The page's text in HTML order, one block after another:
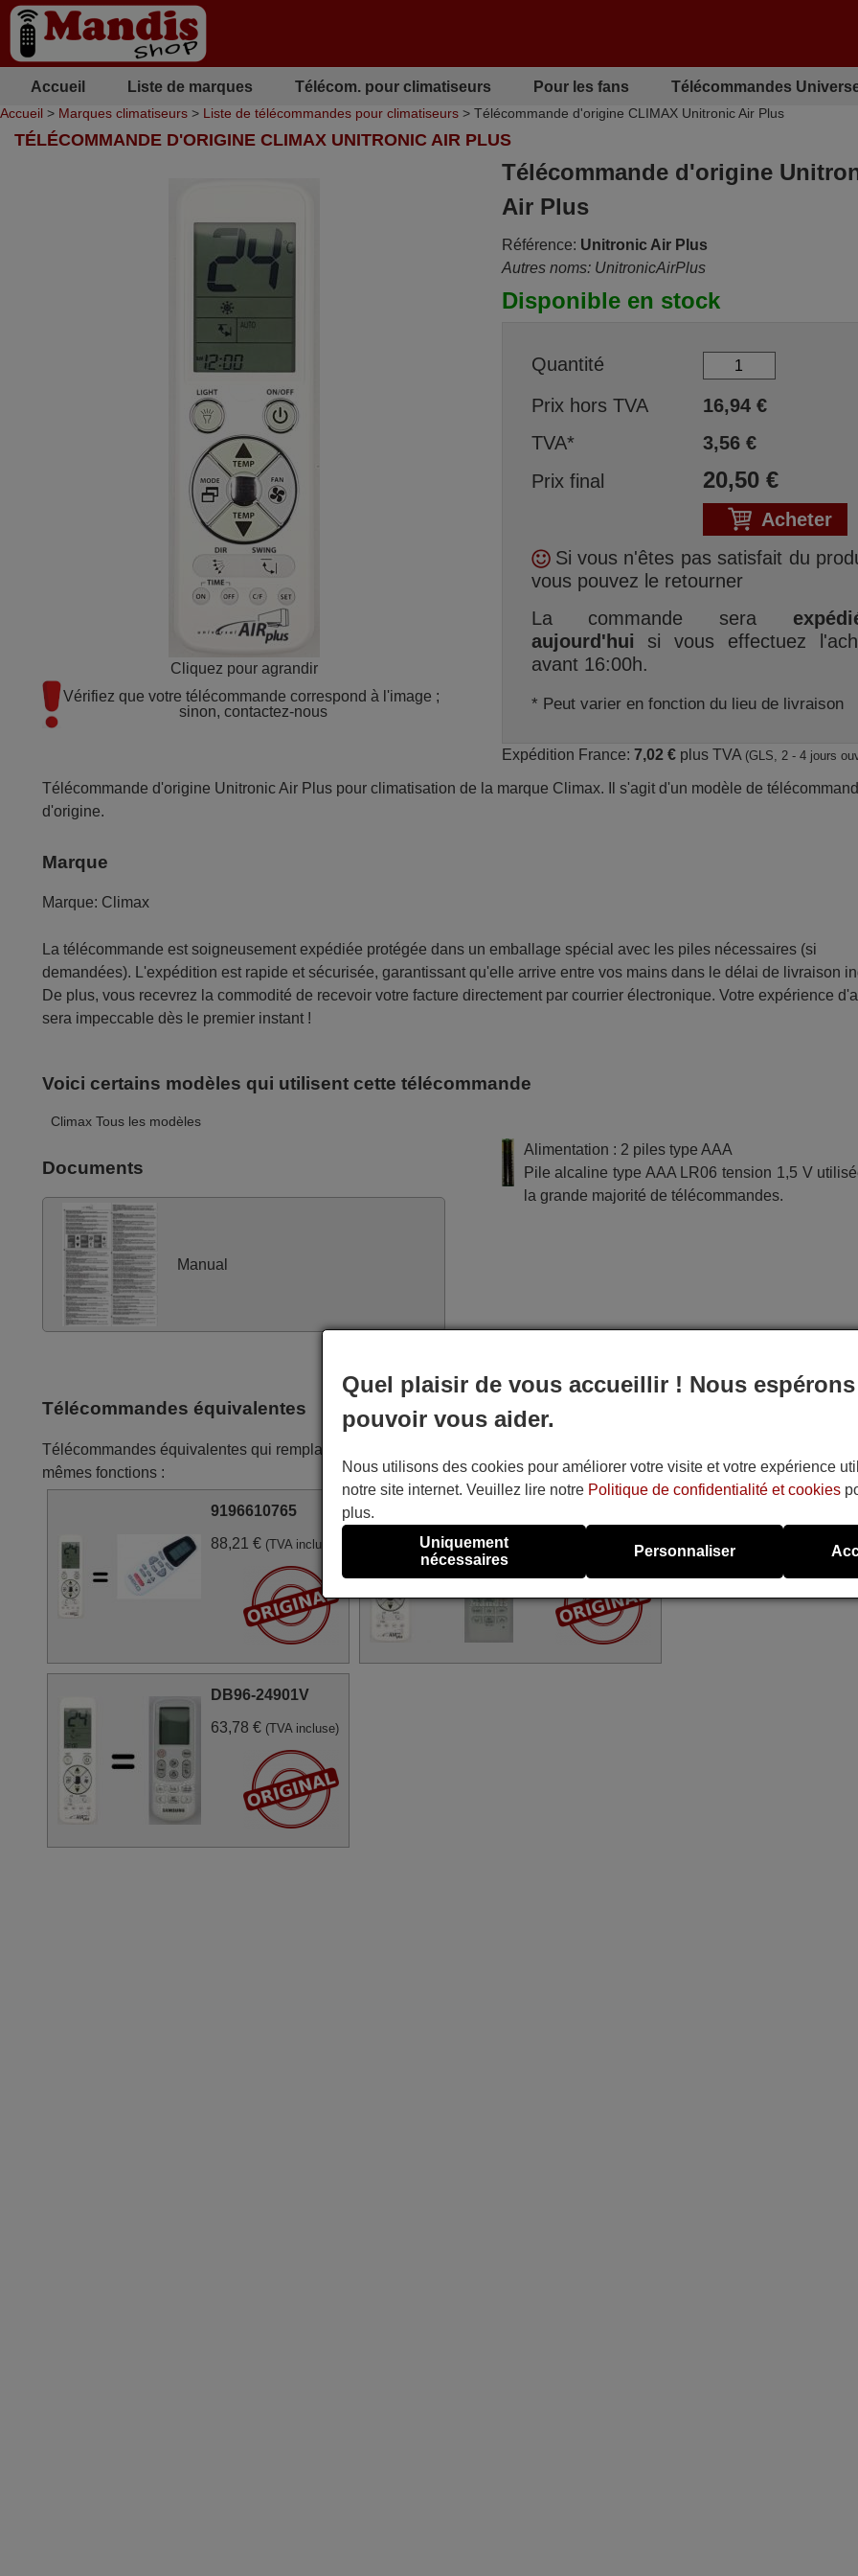
Accueil Liste de marques Télécom. pour climatiseurs Pour les fans Télécommandes
Accueil > Marques climatiseurs > Liste de télécommandes pour climatiseurs > Télécommande d'origine CLIMAX Unitronic Air Plus
TÉLÉCOMMANDE D'ORIGINE CLIMAX UNITRONIC AIR PLUS
Cliquez pour agrandir
Vérifiez que votre télécommande correspond à l'image ;
sinon, contactez-nous
Télécommande d'origine
Air Plus
Référence: Unitronic Air Plus
Autres noms: UnitronicAirPlus
Disponible en stock
Quantité
Prix hors TVA
16,94€
TVA*
3,56€
Prix final
20,50€
Acheter
Si vous n'êtes pas satisfait du
vous pouvez le retourner
La commande sera
aujourd'hui si vous effectuez
avant 16:00h.
* Peut varier en fonction du lieu de livraison
Expédition France: 7,02 €plus TVA (GLS, 2 - 4 jours
Télécommande d'origine Unitronic Air Plus pour climatisation de la marque Climax. Il s'agit d'un modèle de
d'origine.
Marque
Marque: Climax
La télécommande est soigneusement expédiée protégée dans un emballage spécial avec les piles nécessaires (si
demandées). L'expédition est rapide et sécurisée, garantissant qu'elle arrive entre vos mains dans le délai de livraison
De plus, vous recevrez la commodité de recevoir votre facture directement par courrier électronique. Votre expérience
sera impeccable dès le premier instant !
Voici certains modèles qui utilisent cette télécommande
Climax Tous les modèles
Documents
Manual
Alimentation : 2 piles type AAA
Pile alcaline type AAA LR06 tension 1,5 V
la grande majorité de télécommandes.
Télécommandes équivalentes
Télécommandes équivalentes qui remplacent la télécommande CLIMAX Unitronic Air Plus et possèdent exactement les
mêmes fonctions :
9196610765
88,21 € (TVA incluse) (TVA incluse)
DB96-24901V
63,78 € (TVA incluse)
Quel plaisir de vous accueillir ! Nous espérons
pouvoir vous aider.
Nous utilisons des cookies pour améliorer votre visite et votre expérience
notre site internet. Veuillez lire notre Politique de confidentialité et cookies
plus.
Uniquement
nécessaires
Personnaliser